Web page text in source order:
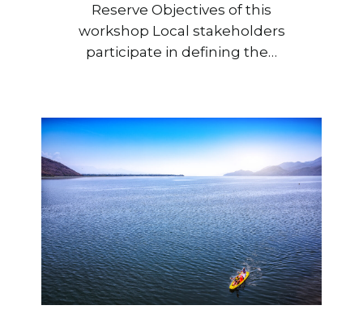
Reserve Objectives of this
workshop Local stakeholders
participate in defining the…